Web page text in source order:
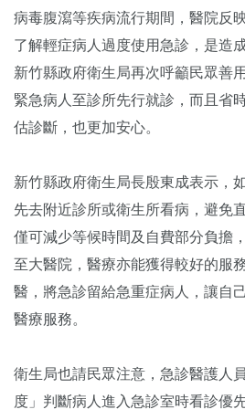
病毒腹瀉等疾病流行期間，醫院反
了解輕症病人過度使用急診，是造
新竹縣政府衛生局再次呼籲民眾善
緊急病人至診所先行就診，而且省
估診斷，也更加安心。
新竹縣政府衛生局長殷東成表示，
先去附近診所或衛生所看病，避免
僅可減少等候時間及自費部分負擔
至大醫院，醫療亦能獲得較好的服
醫，將急診留給急重症病人，讓自
醫療服務。
衛生局也請民眾注意，急診醫護人
度」判斷病人進入急診室時看診優